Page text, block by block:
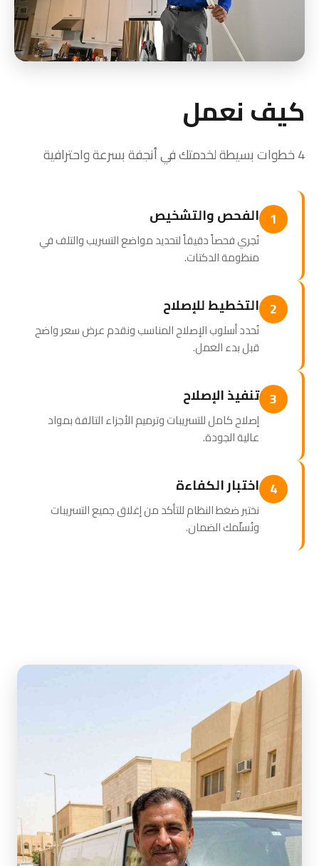
كيف نعمل
4 خطوات بسيطة لخدمتك في أنجفة بسرعة واحترافية
1 الفحص والتشخيص
نُجري فحصاً دقيقاً لتحديد مواضع التسريب والتلف في
منظومة الدكتات.
2 التخطيط للإصلاح
نُحدد أسلوب الإصلاح المناسب ونقدم عرض سعر واضح
قبل بدء العمل.
3 تنفيذ الإصلاح
إصلاح كامل للتسريبات وترميم الأجزاء التالفة بمواد
عالية الجودة.
4 اختبار الكفاءة
نختبر ضغط النظام للتأكد من إغلاق جميع التسريبات
ونُسلّمك الضمان.